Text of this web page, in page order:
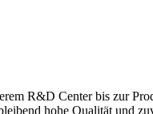
R&D Center bis zur
hohe Qualität und